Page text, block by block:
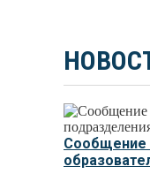
Сообщение